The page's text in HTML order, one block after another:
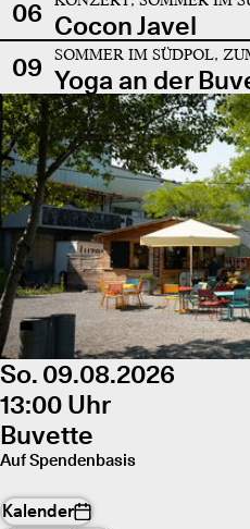
06 Cocon Javel
09
SOMMER IM SÜDPOL,
Yoga an der
So. 09.08.2026
13:00 Uhr
Buvette
Auf Spendenbasis
Kalender